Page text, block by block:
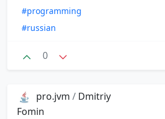
#programming
#russian
0
pro.jvm / Dmitriy
Fomin